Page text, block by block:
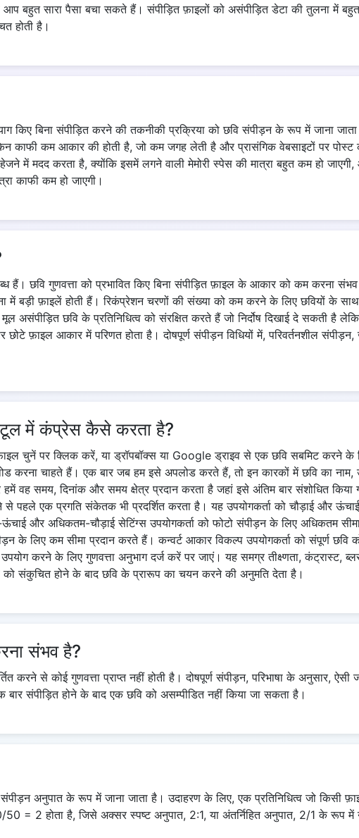
बहुत सारा पैसा बचा सकते हैं। संपीड़ित फ़ाइलों को असंपीड़ित डेटा की तुलना में
होती है।
किए बिना संपीड़ित करने की तकनीकी प्रक्रिया को छवि संपीड़न के रूप में जाना
काफी कम आकार की होती है, जो कम जगह लेती है और प्रासंगिक वेबसाइटों पर
मदद करता है, क्योंकि इसमें लगने वाली मेमोरी स्पेस की मात्रा बहुत कम हो
काफी कम हो जाएगी।
हैं। छवि गुणवत्ता को प्रभावित किए बिना संपीड़ित फ़ाइल के आकार को कम करना
में बड़ी फ़ाइलें होती हैं। रिकंप्रेशन चरणों की संख्या को कम करने के लिए छवियों के
असंपीड़ित छवि के प्रतिनिधित्व को संरक्षित करते हैं जो निर्दोष दिखाई दे सकती है
फ़ाइल आकार में परिणत होता है। दोषपूर्ण संपीड़न विधियों में, परिवर्तनशील
में कंप्रेस कैसे करता है?
चुनें पर क्लिक करें, या ड्रॉपबॉक्स या Google ड्राइव से एक छवि सबमिट करने
करना चाहते हैं। एक बार जब हम इसे अपलोड करते हैं, तो इन कारकों में छवि का
हमें वह समय, दिनांक और समय क्षेत्र प्रदान करता है जहां इसे अंतिम बार संशोधित
पहले एक प्रगति संकेतक भी प्रदर्शित करता है। यह उपयोगकर्ता को चौड़ाई और
और अधिकतम-चौड़ाई सेटिंग्स उपयोगकर्ता को फोटो संपीड़न के लिए अधिकतम
के लिए कम सीमा प्रदान करते हैं। कन्वर्ट आकार विकल्प उपयोगकर्ता को संपूर्ण
करने के लिए गुणवत्ता अनुभाग दर्ज करें पर जाएं। यह समग्र तीक्ष्णता, कंट्रास्ट,
को संकुचित होने के बाद छवि के प्रारूप का चयन करने की अनुमति देता है।
संभव है?
करने से कोई गुणवत्ता प्राप्त नहीं होती है। दोषपूर्ण संपीड़न, परिभाषा के अनुसार, ऐसी
संपीड़ित होने के बाद एक छवि को असम्पीडित नहीं किया जा सकता है।
अनुपात के रूप में जाना जाता है। उदाहरण के लिए, एक प्रतिनिधित्व जो किसी
= 2 होता है, जिसे अक्सर स्पष्ट अनुपात, 2:1, या अंतर्निहित अनुपात, 2/1 के रूप में